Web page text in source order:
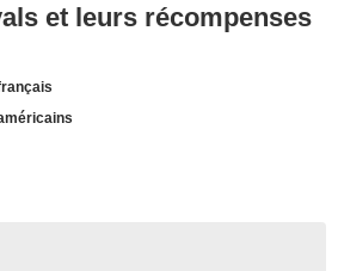
et leurs récompenses